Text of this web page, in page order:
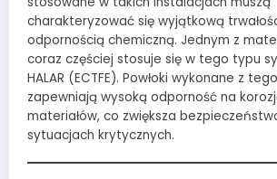
charakteryzować się wyjątkową
odpornością chemiczną. Jednym z
coraz częściej stosuje się w tego typu
HALAR (ECTFE). Powłoki wykonane z
zapewniają wysoką odporność na
materiałów, co zwiększa
sytuacjach krytycznych.